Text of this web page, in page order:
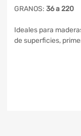
GRANOS: 36 a 220
Ideales para
de superficies,